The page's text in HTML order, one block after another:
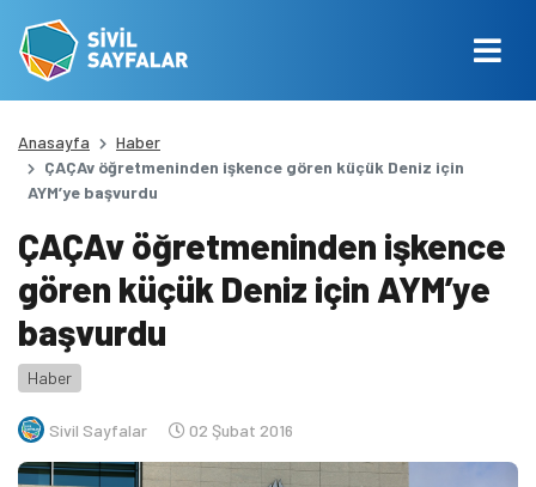
Anasayfa
Haber
ÇAÇAv öğretmeninden işkence gören küçük Deniz için
AYM’ye başvurdu
ÇAÇAv öğretmeninden işkence
gören küçük Deniz için AYM’ye
başvurdu
Haber
Sivil Sayfalar 02 Şubat 2016